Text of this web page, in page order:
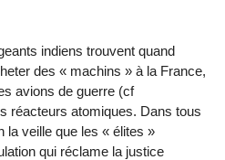
indiens trouvent quand
des « machins » à la France,
avions de guerre (cf
réacteurs atomiques. Dans tous
la veille que les « élites »
qui réclame la justice